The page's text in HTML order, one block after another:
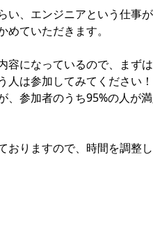
い、エンジニアという仕事
ていただきます。
容になっているので、まず
人は参加してみてください
、参加者のうち95%の人が
おりますので、時間を調整